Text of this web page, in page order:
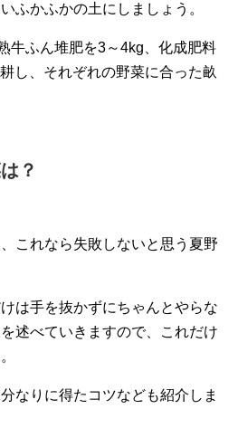
ふかふかの土にしましょう。
牛ふん堆肥を3～4kg、化成肥料
し、それぞれの野菜に合った畝
？
これなら失敗しないと思う夏野
は手を抜かずにちゃんとやらな
述べていきますので、これだけ
なりに得たコツなども紹介しま